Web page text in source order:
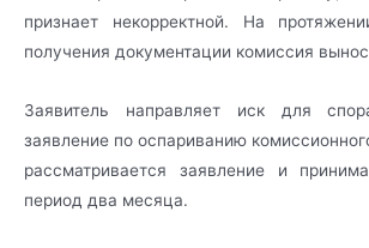
признает некорректной. На
получения документации комиссия
Заявитель направляет иск для
заявление по оспариванию
рассматривается заявление и
период два месяца.